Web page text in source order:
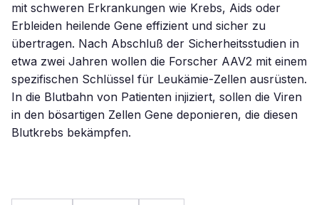
mit schweren Erkrankungen wie Krebs, Aids oder
Erbleiden heilende Gene effizient und sicher zu
übertragen. Nach Abschluß der Sicherheitsstudien in
etwa zwei Jahren wollen die Forscher AAV2 mit einem
spezifischen Schlüssel für Leukämie-Zellen ausrüsten.
In die Blutbahn von Patienten injiziert, sollen die Viren
in den bösartigen Zellen Gene deponieren, die diesen
Blutkrebs bekämpfen.